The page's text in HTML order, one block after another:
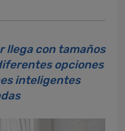
llega con tamaños
opciones
inteligentes